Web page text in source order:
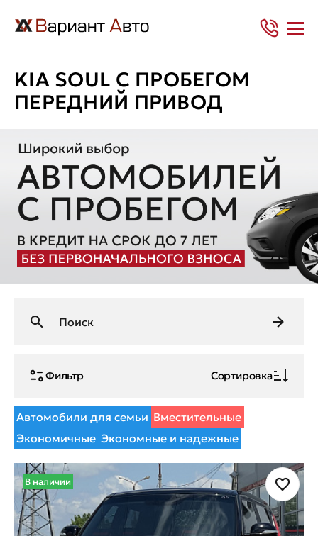
KIA SOUL С ПРОБЕГОМ
ПЕРЕДНИЙ ПРИВОД
Фильтр Сортировка
Автомобили для семьи Вместительные
Экономичные Экономные и надежные
В наличии